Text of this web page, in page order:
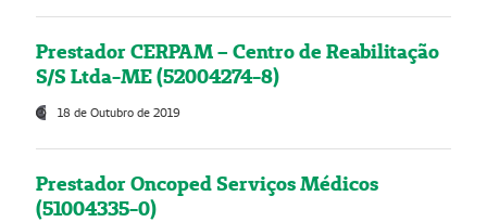
Prestador CERPAM – Centro de Reabilitação
S/S Ltda-ME (52004274-8)
18 de Outubro de 2019
Prestador Oncoped Serviços Médicos
(51004335-0)